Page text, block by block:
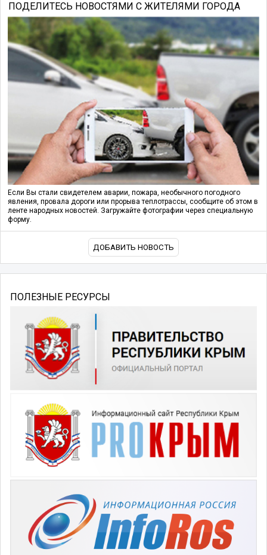
ПОДЕЛИТЕСЬ НОВОСТЯМИ С ЖИТЕЛЯМИ ГОРОДА
Если Вы стали свидетелем аварии, пожара, необычного погодного
явления, провала дороги или прорыва теплотрассы, сообщите об этом в
ленте народных новостей. Загружайте фотографии через специальную
форму.
ДОБАВИТЬ НОВОСТЬ
ПОЛЕЗНЫЕ РЕСУРСЫ